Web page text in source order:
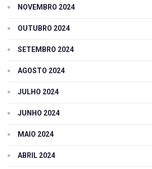
NOVEMBRO 2024
OUTUBRO 2024
SETEMBRO 2024
AGOSTO 2024
JULHO 2024
JUNHO 2024
MAIO 2024
ABRIL 2024